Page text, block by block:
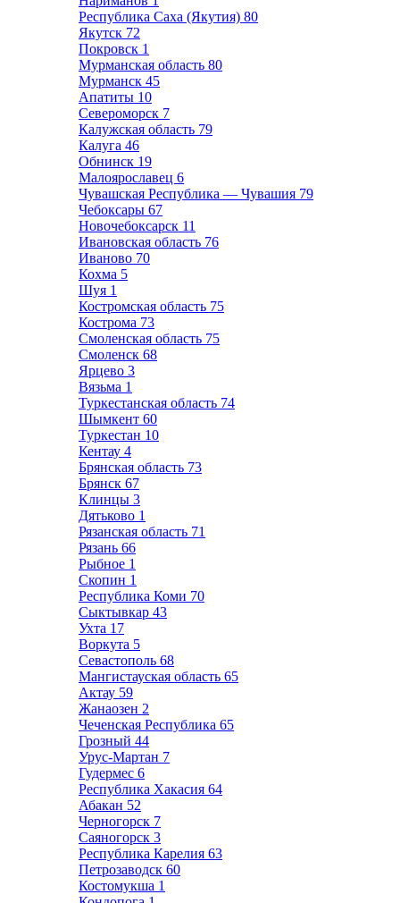
Республика Саха (Якутия) 80
Якутск 72
Покровск 1
Мурманская область 80
Мурманск 45
Апатиты 10
Североморск 7
Калужская область 79
Калуга 46
Обнинск 19
Малоярославец 6
Чувашская Республика — Чувашия 79
Чебоксары 67
Новочебоксарск 11
Ивановская область 76
Иваново 70
Кохма 5
Шуя 1
Костромская область 75
Кострома 73
Смоленская область 75
Смоленск 68
Ярцево 3
Вязьма 1
Туркестанская область 74
Шымкент 60
Туркестан 10
Кентау 4
Брянская область 73
Брянск 67
Клинцы 3
Дятьково 1
Рязанская область 71
Рязань 66
Рыбное 1
Скопин 1
Республика Коми 70
Сыктывкар 43
Ухта 17
Воркута 5
Севастополь 68
Мангистауская область 65
Актау 59
Жанаозен 2
Чеченская Республика 65
Грозный 44
Урус-Мартан 7
Гудермес 6
Республика Хакасия 64
Абакан 52
Черногорск 7
Саяногорск 3
Республика Карелия 63
Петрозаводск 60
Костомукша 1